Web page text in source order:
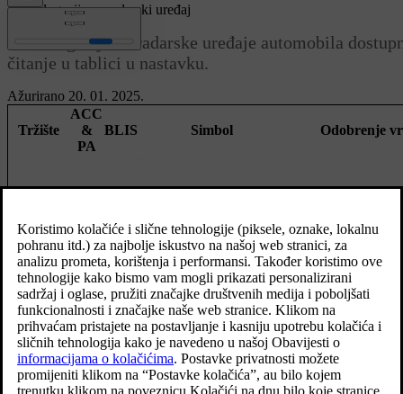
Ažurirano 20. 01. 2025.
Homologacija za radarski uređaj
Homologacija za radarske uređaje automobila
čitanje u tablici u nastavku.
Tržište
ACC
&
PA
BLIS Simbol Odobrenje
Bocvana ✓
Este equipamento
caráter secundário,
tem direito à
interferência
mesmo de estações